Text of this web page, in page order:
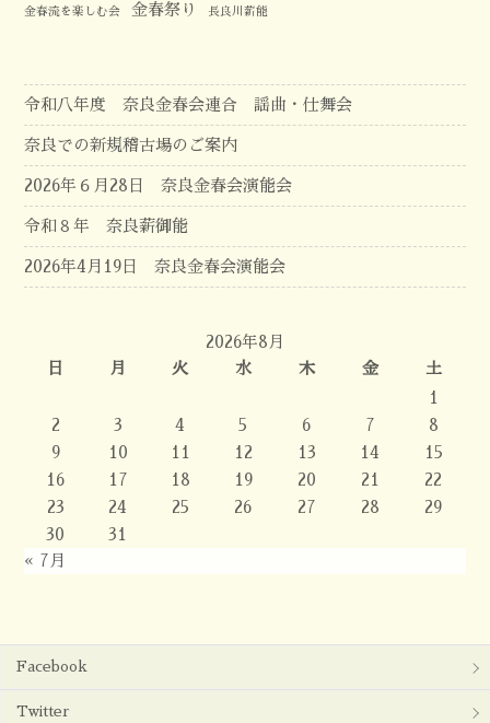
金春流を楽しむ会 金春祭り 長良川薪能
令和八年度 奈良金春会連合 謡曲・仕舞会
奈良での新規稽古場のご案内
2026年６月28日 奈良金春会演能会
令和８年 奈良薪御能
2026年4月19日 奈良金春会演能会
2026年8月
日
月 火 水 木 金
土
1
2
3 4 5 6 7
8
9
10 11 12 13 14
15
16
17 18 19 20 21
22
23
24 25 26 27 28
29
30
31
« 7月
Facebook
Twitter